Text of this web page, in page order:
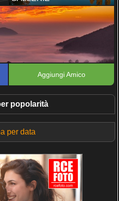
Aggiungi Amico
popolarità
per data